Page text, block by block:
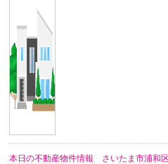
本日の不動産物件情報 さいたま市浦和